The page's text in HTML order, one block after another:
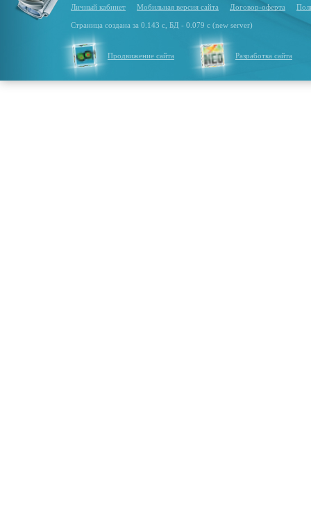
Личный кабинет Мобильная версия сайта Договор-оферта
Страница создана за 0.143 с, БД - 0.079 с (new server)
Продвижение сайта Разработка сайта